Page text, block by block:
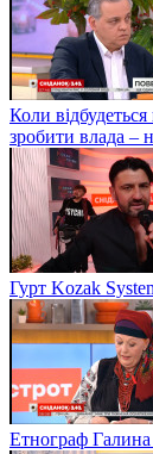
Коли
зробити влада –
Гурт Kozak
Етнограф Галина